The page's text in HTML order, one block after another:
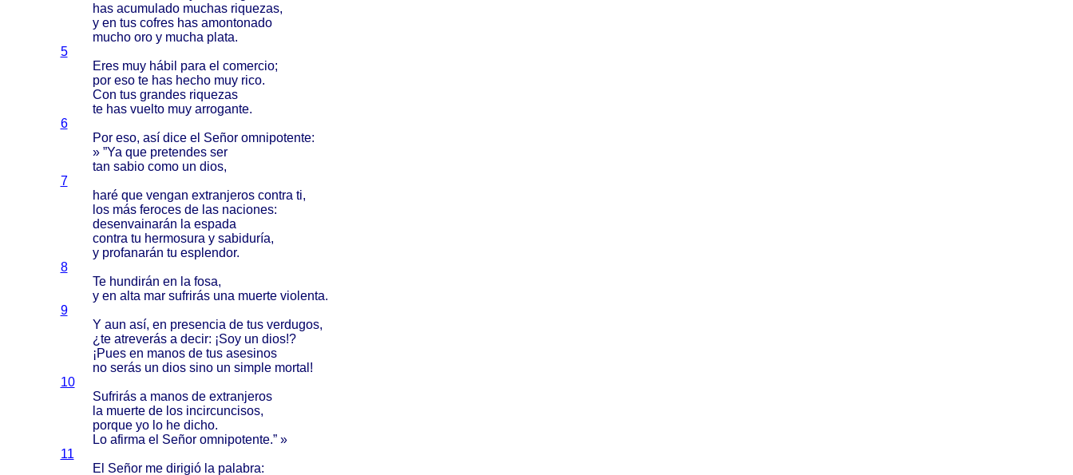
has acumulado muchas riquezas,
y en tus cofreshas amontonado
muchooro y mucha plata.
5
Eresmuy hábil para el comercio;
por eso te has hechomuy rico.
Con tus grandes riquezas
te has vueltomuy arrogante.
6
Por eso, así diceel Señor omnipotente:
» ”Ya que pretendesser
tan sabio comoun dios,
7
haréque vengan extranjeros contra ti,
los más ferocesde las naciones:
desenvainarán la espada
contra tu hermosura y sabiduría,
y profanarán tu esplendor.
8
Te hundirán en la fosa,
y en alta mar sufrirásuna muerte violenta.
9
Y aun así, en presencia de tus verdugos,
¿te atreverása decir: ¡Soy un dios!?
¡Puesen manosde tus asesinos
no serásun dios sinoun simple mortal !
10
Sufrirása manosde extranjeros
la muertede los incircuncisos,
porqueyo lo he dicho.
Lo afirma el Señor omnipotente.” »
11
El Señorme dirigióla palabra: